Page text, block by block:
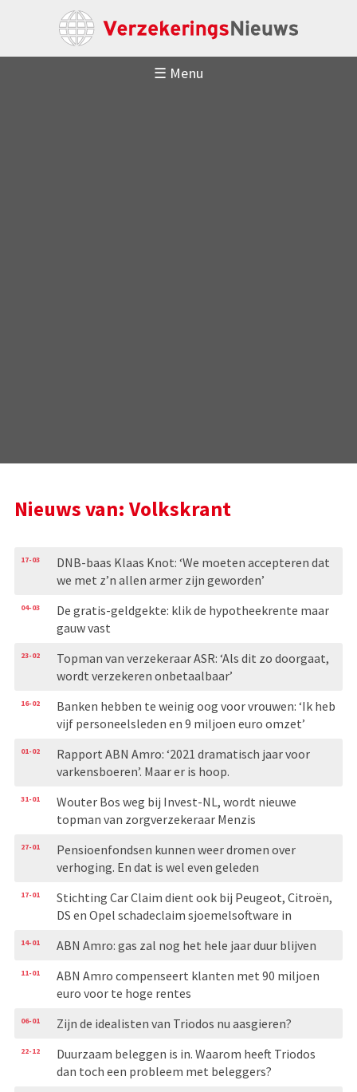
☰ Menu
Nieuws van: Volkskrant
17-03
DNB-baas Klaas Knot: ‘We moeten accepteren dat
we met z’n allen armer zijn geworden’
04-03
De gratis-geldgekte: klik de hypotheekrente maar
gauw vast
23-02
Topman van verzekeraar ASR: ‘Als dit zo doorgaat,
wordt verzekeren onbetaalbaar’
16-02
Banken hebben te weinig oog voor vrouwen: ‘Ik heb
vijf personeelsleden en 9 miljoen euro omzet’
01-02
Rapport ABN Amro: ‘2021 dramatisch jaar voor
varkensboeren’. Maar er is hoop.
31-01
Wouter Bos weg bij Invest-NL, wordt nieuwe
topman van zorgverzekeraar Menzis
27-01
Pensioenfondsen kunnen weer dromen over
verhoging. En dat is wel even geleden
17-01
Stichting Car Claim dient ook bij Peugeot, Citroën,
DS en Opel schadeclaim sjoemelsoftware in
14-01 ABN Amro: gas zal nog het hele jaar duur blijven
11-01
ABN Amro compenseert klanten met 90 miljoen
euro voor te hoge rentes
06-01 Zijn de idealisten van Triodos nu aasgieren?
22-12
Duurzaam beleggen is in. Waarom heeft Triodos
dan toch een probleem met beleggers?